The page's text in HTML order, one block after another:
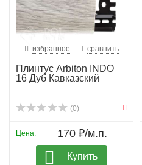
избранное сравнить
Плинтус Arbiton INDO
16 Дуб Кавказский
(0)
Цена: 170 ₽/м.п.
Купить